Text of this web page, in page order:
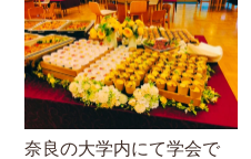
奈良の大学内にて学会で